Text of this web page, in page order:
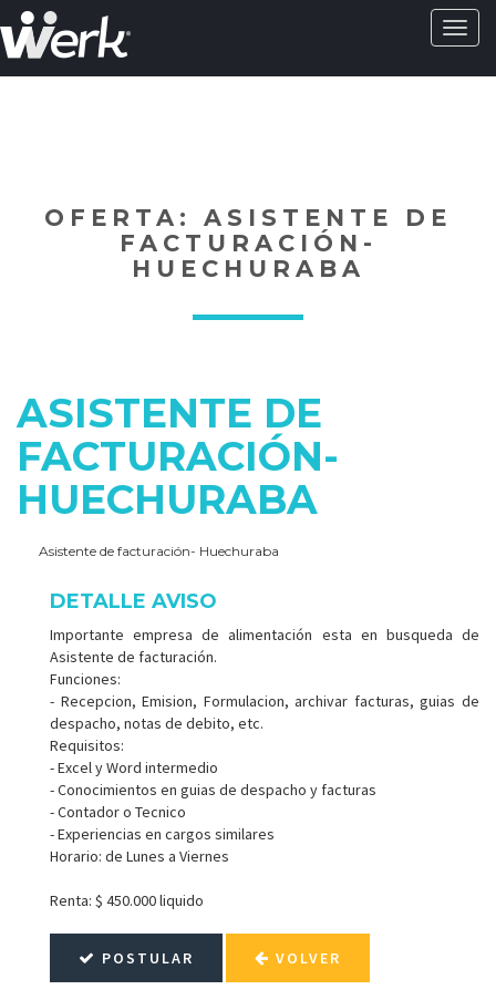
OFERTA: ASISTENTE DE
FACTURACIÓN-
HUECHURABA
ASISTENTE DE
FACTURACIÓN-
HUECHURABA
Asistente de facturación- Huechuraba
DETALLE AVISO
Importante empresa de alimentación esta en busqueda de
Asistente de facturación.
Funciones:
- Recepcion, Emision, Formulacion, archivar facturas, guias de
despacho, notas de debito, etc.
Requisitos:
- Excel y Word intermedio
- Conocimientos en guias de despacho y facturas
- Contador o Tecnico
- Experiencias en cargos similares
Horario: de Lunes a Viernes
Renta: $ 450.000 liquido
POSTULAR VOLVER